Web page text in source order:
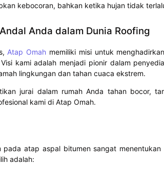
kebocoran, bahkan ketika hujan tidak
Anda dalam Dunia Roofing
Atap Omah memiliki misi untuk
kami adalah menjadi pionir dalam
lingkungan dan tahan cuaca ekstrem.
jurai dalam rumah Anda tahan bocor,
kami di Atap Omah.
pada atap aspal bitumen sangat
adalah: